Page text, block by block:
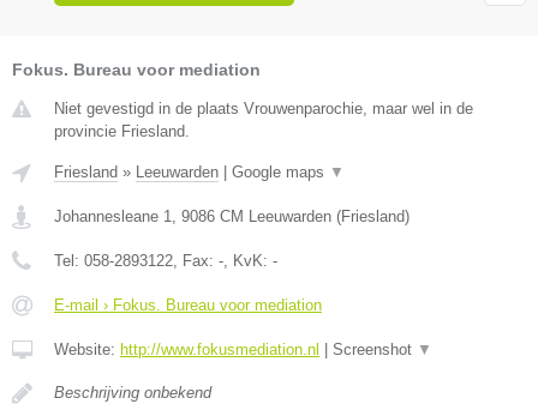
Fokus. Bureau voor mediation
Niet gevestigd in de plaats Vrouwenparochie, maar wel in de
provincie Friesland.
Friesland » Leeuwarden Google maps ▼
Johannesleane 1, 9086 CM Leeuwarden (Friesland)
Tel: 058-2893122, Fax: -, KvK: -
E-mail › Fokus. Bureau voor mediation
Website: http://www.fokusmediation.nl Screenshot ▼
Beschrijving onbekend